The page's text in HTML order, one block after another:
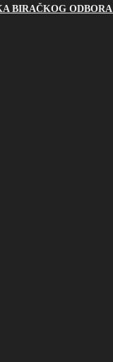
BIRAČKOG